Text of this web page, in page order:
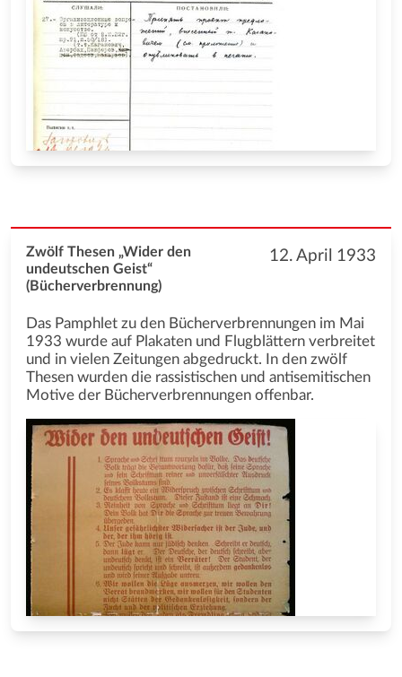
12. April 1933
Zwölf Thesen „Wider den
undeutschen Geist“
(Bücherverbrennung)
Das Pamphlet zu den Bücherverbrennungen im Mai
1933 wurde auf Plakaten und Flugblättern verbreitet
und in vielen Zeitungen abgedruckt. In den zwölf
Thesen wurden die rassistischen und antisemitischen
Motive der Bücherverbrennungen offenbar.